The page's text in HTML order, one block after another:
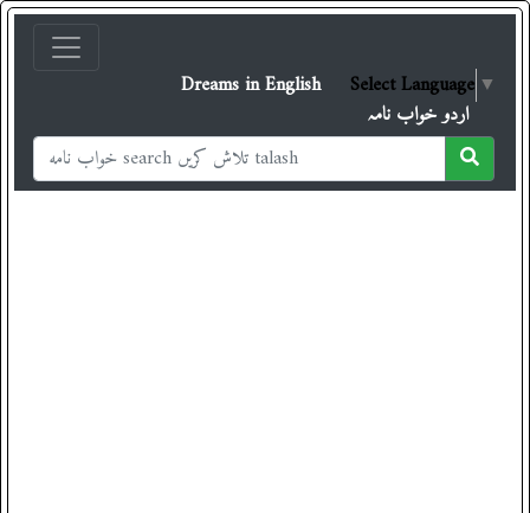
Select Language ▼
Dreams in English
اردو خواب نامہ